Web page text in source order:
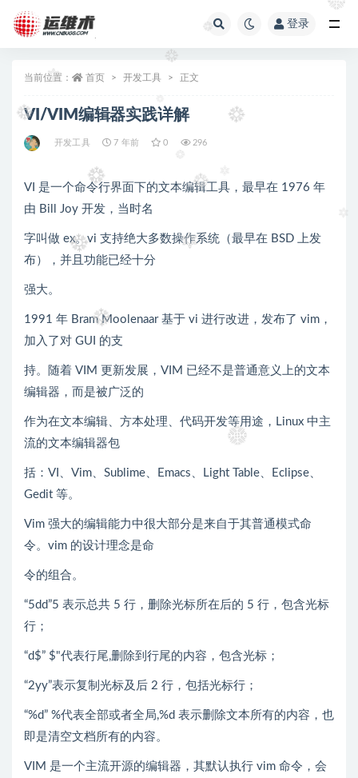
登录
当前位置： 首页 开发工具 正文
VI/VIM编辑器实践详解
开发工具 7 年前 0 296
VI 是一个命令行界面下的文本编辑工具，最早在 1976 年
由 Bill Joy 开发，当时名
字叫做 ex。vi 支持绝大多数操作系统（最早在 BSD 上发
布），并且功能已经十分
强大。
1991 年 Bram Moolenaar 基于 vi 进行改进，发布了 vim，
加入了对 GUI 的支
持。随着 VIM 更新发展，VIM 已经不是普通意义上的文本
编辑器，而是被广泛的
作为在文本编辑、方本处理、代码开发等用途，Linux 中主
流的文本编辑器包
括：VI、Vim、Sublime、Emacs、Light Table、Eclipse、
Gedit 等。
Vim 强大的编辑能力中很大部分是来自于其普通模式命
令。vim 的设计理念是命
令的组合。
“5dd”5 表示总共 5 行，删除光标所在后的 5 行，包含光标
行；
“d$” $"代表行尾,删除到行尾的内容，包含光标；
“2yy”表示复制光标及后 2 行，包括光标行；
“%d” %代表全部或者全局,%d 表示删除文本所有的内容，也
即是清空文档所有的内容。
VIM 是一个主流开源的编辑器，其默认执行 vim 命令，会